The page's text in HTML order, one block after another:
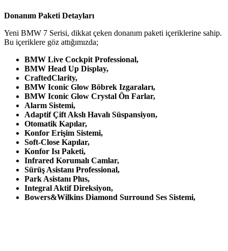
Donanım Paketi Detayları
Yeni BMW 7 Serisi, dikkat çeken donanım paketi içeriklerine sahip.
Bu içeriklere göz attığımızda;
BMW Live Cockpit Professional,
BMW Head Up Display,
CraftedClarity,
BMW Iconic Glow Böbrek Izgaraları,
BMW Iconic Glow Crystal Ön Farlar,
Alarm Sistemi,
Adaptif Çift Akslı Havalı Süspansiyon,
Otomatik Kapılar,
Konfor Erişim Sistemi,
Soft-Close Kapılar,
Konfor Isı Paketi,
Infrared Korumalı Camlar,
Sürüş Asistanı Professional,
Park Asistanı Plus,
Integral Aktif Direksiyon,
Bowers&Wilkins Diamond Surround Ses Sistemi,